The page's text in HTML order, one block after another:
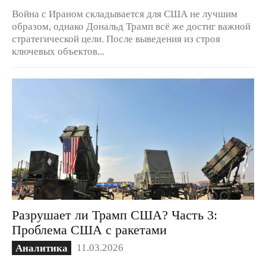
Война с Ираном складывается для США не лучшим
образом, однако Дональд Трамп всё же достиг важной
стратегической цели. После выведения из строя
ключевых объектов...
Разрушает ли Трамп США? Часть 3:
Проблема США с ракетами
Аналитика 11.03.2026